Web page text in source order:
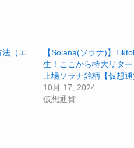
法（エ
【Solana(ソラナ)】
生！ここから特大リタ
上場ソラナ銘柄【仮想通
10月 17, 2024
仮想通貨